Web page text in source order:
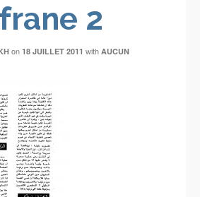
2
on 18 JUILLET 2011 with AUCUN